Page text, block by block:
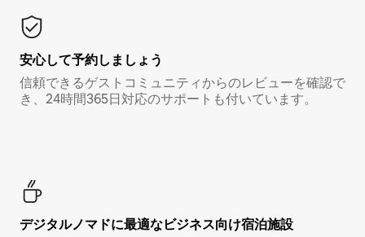
安心して予約しましょう
信頼できるゲストコミュニティからのレビューを確認で
き、24時間365日対応のサポートも付いています。
デジタルノマド⁠に最⁠適⁠なビ⁠ジ⁠ネ⁠ス⁠向⁠け宿⁠泊⁠施⁠設